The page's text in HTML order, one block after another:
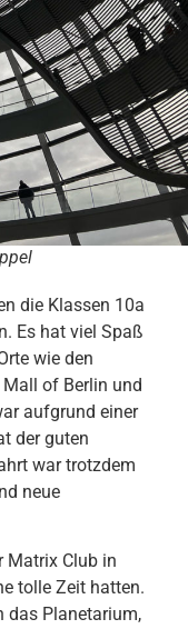
die Klassen 10a
Es hat viel Spaß
wie den
of Berlin und
aufgrund einer
der guten
war trotzdem
neue
Matrix Club in
tolle Zeit hatten.
das Planetarium,